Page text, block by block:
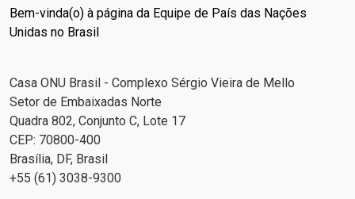
Bem-vinda(o) à página da Equipe de País das Nações
Unidas no Brasil
Casa ONU Brasil - Complexo Sérgio Vieira de Mello
Setor de Embaixadas Norte
Quadra 802, Conjunto C, Lote 17
CEP: 70800-400
Brasília, DF, Brasil
+55 (61) 3038-9300